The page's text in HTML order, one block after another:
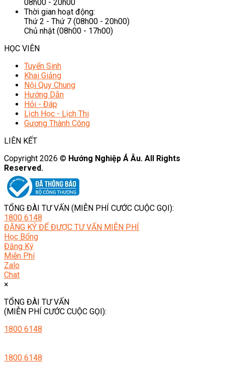
08h00 - 20h00
Thời gian hoạt động:
Thứ 2 - Thứ 7 (08h00 - 20h00)
Chủ nhật (08h00 - 17h00)
HỌC VIÊN
Tuyển Sinh
Khai Giảng
Nội Quy Chung
Hướng Dẫn
Hỏi - Đáp
Lịch Học - Lịch Thi
Gương Thành Công
LIÊN KẾT
Copyright 2026 © Hướng Nghiệp Á Âu. All Rights
Reserved.
TỔNG ĐÀI TƯ VẤN (MIỄN PHÍ CƯỚC CUỘC GỌI):
1800 6148
ĐĂNG KÝ ĐỂ ĐƯỢC TƯ VẤN MIỄN PHÍ
Học Bổng
Đăng Ký
Miễn Phí
Zalo
Chat
×
TỔNG ĐÀI TƯ VẤN
(MIỄN PHÍ CƯỚC CUỘC GỌI):
1800 6148
1800 6148